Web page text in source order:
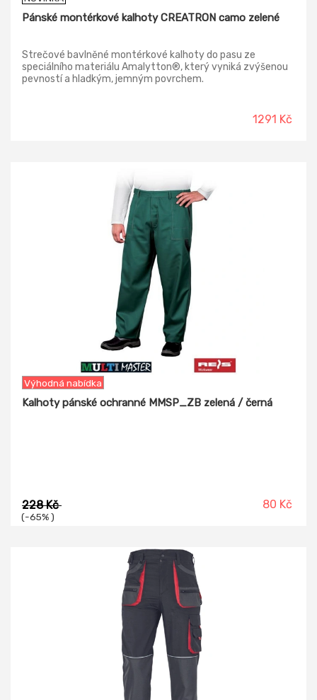
Pánské montérkové kalhoty CREATRON camo zelené
Strečové bavlněné montérkové kalhoty do pasu ze
speciálního materiálu Amalytton®, který vyniká zvýšenou
pevností a hladkým, jemným povrchem.
1291 Kč
Výhodná nabídka
Kalhoty pánské ochranné MMSP_ZB zelená / černá
228 Kč
(-65% )
80 Kč